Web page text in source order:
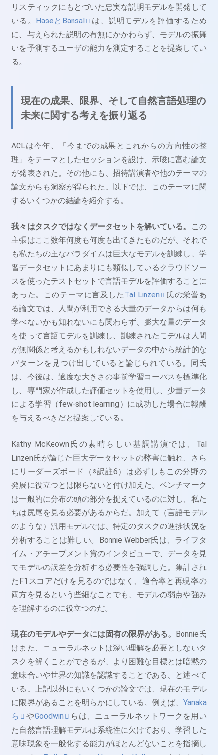
リスティックにもとづいた忠実な説明モデルを開発して
いる。 HaseとBansal
は、説明モデルを評価するため
に、与えられた説明の有無にかかわらず、モデルの振舞
いを予測するユーザの能力を測定することを提案してい
る。
現在の成果、限界、そして自然言語処理の
未来に関する考えを振り返る
ACLは今年、「今までの成果とこれからの方向性の整
理」をテーマとしたセッションを設け、示唆に富む論文
が発表された。その他にも、招待講演者や他のテーマの
論文からも洞察が得られた。以下では、このテーマに関
するいくつかの結論を紹介する。
我々はタスクではなくデータセットを解いている。
この
主張はここ数年何度も何度も出てきたものだが、それで
も私たちの主なパラダイムは巨大なモデルを訓練し、学
習データセットにあまりにも類似しているクラウドソー
スを使ったテストセットで言語モデルを評価することに
あった。このテーマに言及した Tal Linzen
氏の栄誉あ
る論文では、人間が利用できる大量のデータからは何も
学べないかも知れないにも関わらず、膨大な量のデータ
を使って言語モデルを訓練し、訓練されたモデルは人間
が無関係と考えるかもしれないデータの中から統計的な
パターンを見つけ出していると論じられている。同氏
は、今後は、適度な大きさの事前学習コーパスを標準化
し、専門家が作成した評価セットを使用し、少量データ
による学習（few-shot learning）に成功した場合に報酬
を与えるべきだと提案している。
Kathy McKeown氏の素晴らしい基調講演では、Tal
Linzen氏が論じた巨大データセットの弊害に触れ、さら
にリーダーズボード（※訳註6）は必ずしもこの分野の
発展に役立つとは限らないと付け加えた。ベンチマーク
は一般的に分布の頭の部分を捉えているのに対し、私た
ちは尻尾を見る必要があるからだ。加えて（言語モデル
のような）汎用モデルでは、特定のタスクの進捗状況を
分析することは難しい。Bonnie Webber氏は、ライフタ
イム・アチーブメント賞のインタビューで、データを見
てモデルの誤差を分析する必要性を強調した。集計され
たF1スコアだけを見るのではなく、適合率と再現率の
両方を見るという些細なことでも、モデルの弱点や強み
を理解するのに役立つのだ。
現在のモデルやデータには固有の限界がある。
Bonnie氏
はまた、ニューラルネットは深い理解を必要としないタ
スクを解くことができるが、より困難な目標とは暗黙の
意味合いや世界の知識を認識することである、と述べて
いる。上記以外にもいくつかの論文では、現在のモデル
に限界があることを明らかにしている。例えば、 Yanaka
ら
やGoodwin
らは、ニューラルネットワークを用い
た自然言語理解モデルは系統性に欠けており、学習した
意味現象を一般化する能力がほとんどないことを指摘し